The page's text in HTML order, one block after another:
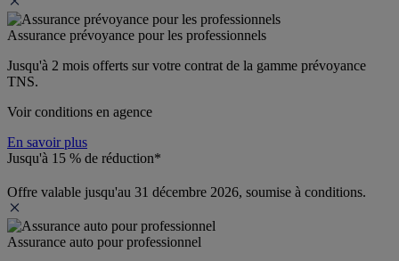
Assurance prévoyance pour les professionnels
Jusqu'à 2 mois offerts sur votre contrat de la gamme prévoyance
TNS.
Voir conditions en agence
En savoir plus
Jusqu'à 15 % de réduction*
Offre valable jusqu'au 31 décembre 2026, soumise à conditions.
Assurance auto pour professionnel